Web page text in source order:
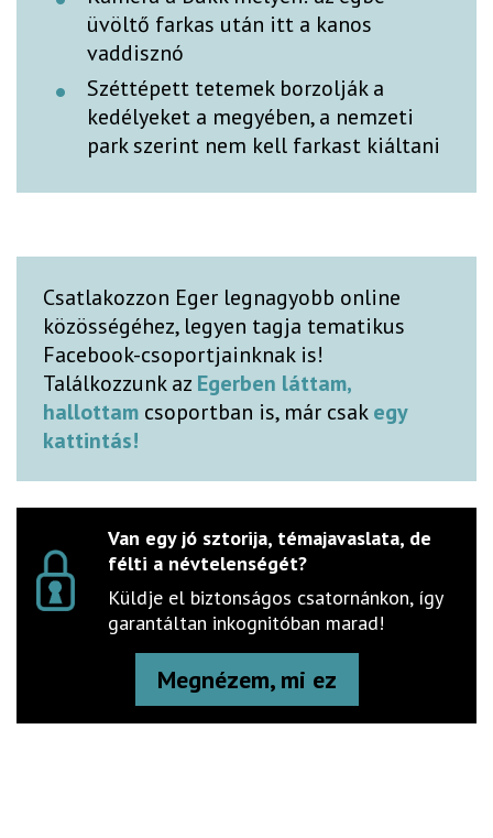
üvöltő farkas után itt a kanos
vaddisznó
Széttépett tetemek borzolják a
kedélyeket a megyében, a nemzeti
park szerint nem kell farkast kiáltani
Csatlakozzon Eger legnagyobb online
közösségéhez, legyen tagja tematikus
Facebook-csoportjainknak is!
Találkozzunk az Egerben láttam,
hallottam csoportban is, már csakegy
kattintás!
Van egy jó sztorija, témajavaslata, de
félti a névtelenségét?
Küldje el biztonságos csatornánkon, így
garantáltan inkognitóban marad!
Megnézem, mi ez